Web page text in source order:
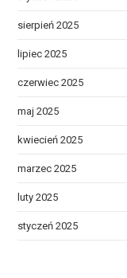
sierpień 2025
lipiec 2025
czerwiec 2025
maj 2025
kwiecień 2025
marzec 2025
luty 2025
styczeń 2025